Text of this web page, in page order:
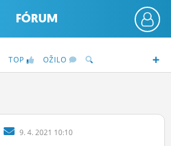
FÓRUM
TOP OŽILO
9. 4. 2021 10:10